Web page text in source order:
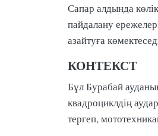
Сапар алдында
пайдалану
азайтуға
КОНТЕКСТ
Бұл Бурабай
квадроциклдің
тергеп,